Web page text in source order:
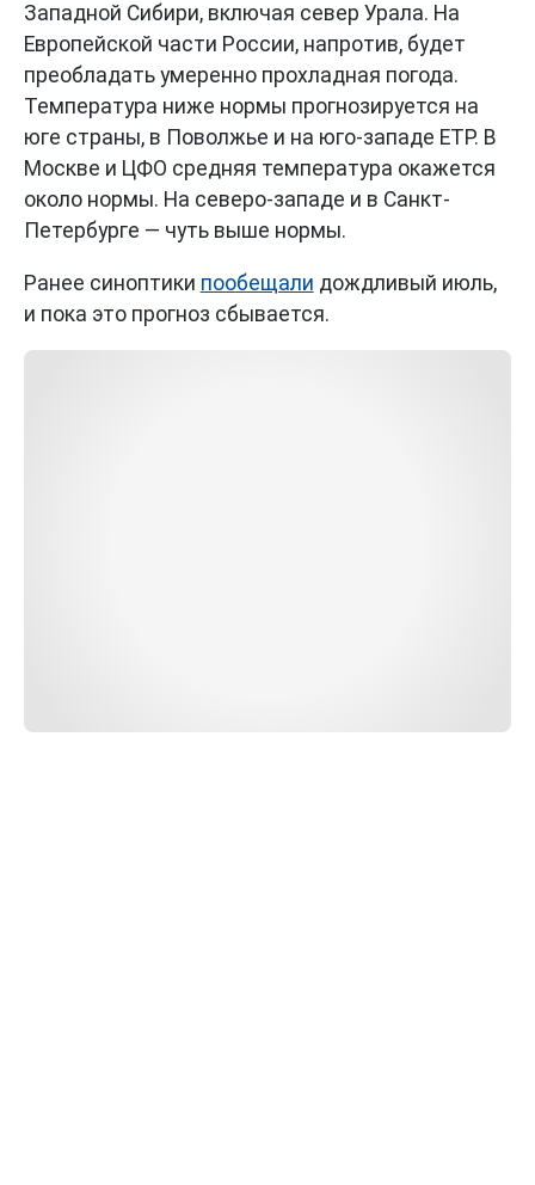
Западной Сибири, включая север Урала. На
Европейской части России, напротив, будет
преобладать умеренно прохладная погода.
Температура ниже нормы прогнозируется на
юге страны, в Поволжье и на юго-западе ЕТР. В
Москве и ЦФО средняя температура окажется
около нормы. На северо-западе и в Санкт-
Петербурге — чуть выше нормы.
Ранее синоптики пообещали дождливый июль,
и пока это прогноз сбывается.